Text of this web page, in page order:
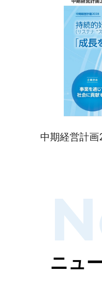
中期経営計
ニュ